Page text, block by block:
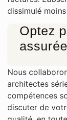
dissimulé
Optez
Nous
architectes
compétences
discuter de